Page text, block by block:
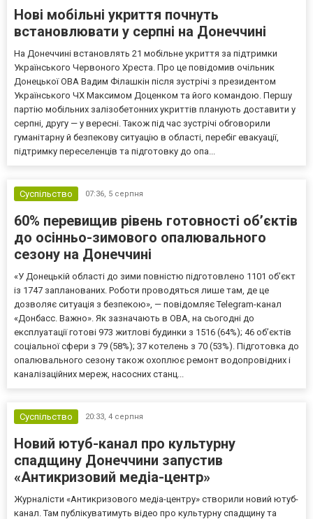
Нові мобільні укриття почнуть
встановлювати у серпні на Донеччині
На Донеччині встановлять 21 мобільне укриття за підтримки
Українського Червоного Хреста. Про це повідомив очільник
Донецької ОВА Вадим Філашкін після зустрічі з президентом
Українського ЧХ Максимом Доценком та його командою. Першу
партію мобільних залізобетонних укриттів планують доставити у
серпні, другу — у вересні. Також під час зустрічі обговорили
гуманітарну й безпекову ситуацію в області, перебіг евакуації,
підтримку переселенців та підготовку до опа...
Суспільство 07:36, 5 серпня
60% перевищив рівень готовності об’єктів
до осінньо-зимового опалювального
сезону на Донеччині
«У Донецькій області до зими повністю підготовлено 1101 об’єкт
із 1747 запланованих. Роботи проводяться лише там, де це
дозволяє ситуація з безпекою», — повідомляє Telegram-канал
«Донбасс. Важно». Як зазначають в ОВА, на сьогодні до
експлуатації готові 973 житлові будинки з 1516 (64%); 46 об’єктів
соціальної сфери з 79 (58%); 37 котелень з 70 (53%). Підготовка до
опалювального сезону також охоплює ремонт водопровідних і
каналізаційних мереж, насосних станц...
Суспільство 20:33, 4 серпня
Новий ютуб-канал про культурну
спадщину Донеччини запустив
«Антикризовий медіа-центр»
Журналісти «Антикризового медіа-центру» створили новий ютуб-
канал. Там публікуватимуть відео про культурну спадщину та